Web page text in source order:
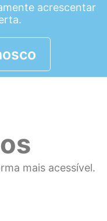
acrescentar
mais acessível.